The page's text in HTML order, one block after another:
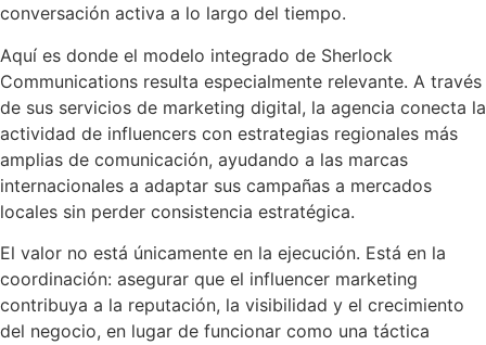
conversación activa a lo largo del tiempo.
Aquí es donde el modelo integrado de Sherlock
Communications resulta especialmente relevante. A través
de sus servicios de marketing digital, la agencia conecta la
actividad de influencers con estrategias regionales más
amplias de comunicación, ayudando a las marcas
internacionales a adaptar sus campañas a mercados
locales sin perder consistencia estratégica.
El valor no está únicamente en la ejecución. Está en la
coordinación: asegurar que el influencer marketing
contribuya a la reputación, la visibilidad y el crecimiento
del negocio, en lugar de funcionar como una táctica